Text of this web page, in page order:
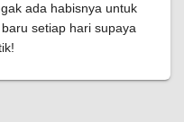
ada habisnya untuk
setiap hari supaya